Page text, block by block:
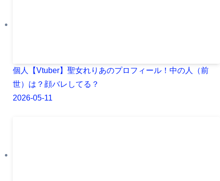
個人【Vtuber】聖女れりあのプロフィール！中の人（前
世）は？顔バレしてる？
2026-05-11